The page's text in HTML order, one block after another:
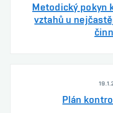
Metodický pokyn
vztahů u
Plán